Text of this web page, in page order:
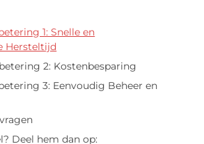
1: Snelle en
Hersteltijd
2: Kostenbesparing
3: Eenvoudig Beheer en
Deel hem dan op: